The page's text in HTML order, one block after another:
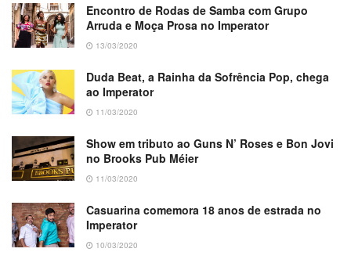
Encontro de Rodas de Samba com Grupo
Arruda e Moça Prosa no Imperator
13/03/2020
Duda Beat, a Rainha da Sofrência Pop, chega
ao Imperator
11/03/2020
Show em tributo ao Guns N’ Roses e Bon Jovi
no Brooks Pub Méier
11/03/2020
Casuarina comemora 18 anos de estrada no
Imperator
10/03/2020